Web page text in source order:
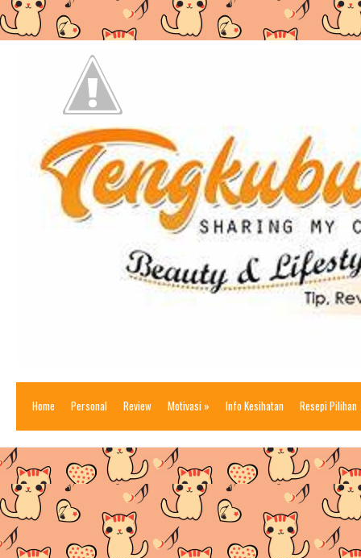
Home Personal Review Motivasi » Info Kesihatan Resepi Pilihan